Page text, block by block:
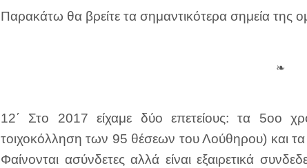
Παρακάτω θα βρείτε τα σημαντικότερα σημεία της
❧
12΄ Στο 2017 είχαμε δύο επετείους: τα 5οο
τοιχοκόλληση των 95 θέσεων του Λούθηρου) και
Φαίνονται ασύνδετες αλλά είναι εξαιρετικά